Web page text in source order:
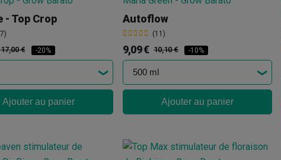
- Top Crop
17,00 € -20%
Ajouter au panier
Autoflow
(11)
9,09 € 10,10 € -10%
Ajouter au panier